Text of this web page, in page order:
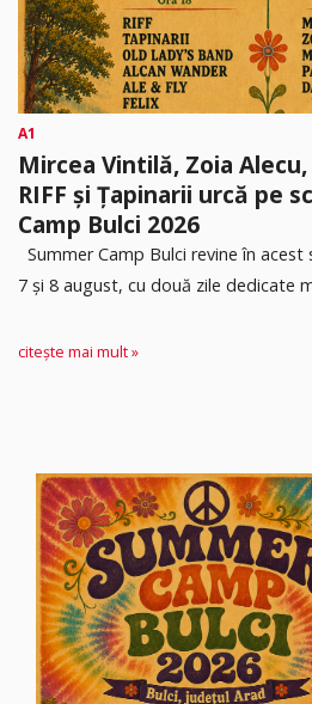
A1
Mircea Vintilă, Zoia
RIFF și Țapinarii urcă pe
Camp Bulci 2026
Summer Camp Bulci revine în
7 și 8 august, cu două zile dedicate
citește mai mult »